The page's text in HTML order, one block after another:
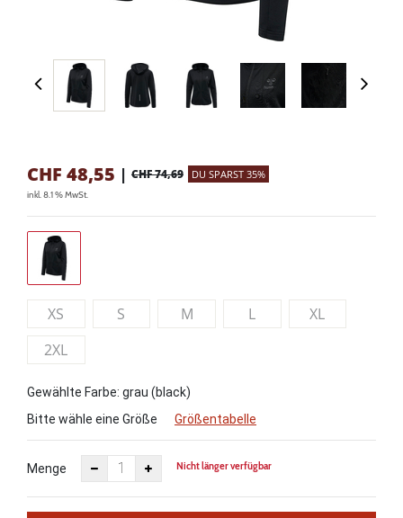
CHF 48,55 | CHF 74,69 DU SPARST 35%
inkl. 8.1 % MwSt.
XS S M L
XL
2XL
Gewählte Farbe: grau (black)
Bitte wähle eine Größe
Größentabelle
Menge Nicht länger verfügbar